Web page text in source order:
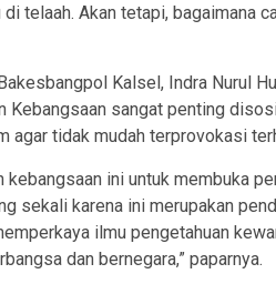
telaah. Akan tetapi, bagaimana
Kalsel, Indra Nurul
Kebangsaan sangat penting
agar tidak mudah terprovokasi
kebangsaan ini untuk membuka
sekali karena ini merupakan
ilmu pengetahuan
dan bernegara,” paparnya.